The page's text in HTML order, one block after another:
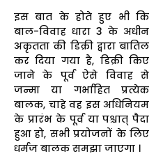
इस बात के होते हुए भी कि
बाल-विवाह धारा 3 के अधीन
अकृतता की डिक्री द्वारा बातिल
कर दिया गया है, डिक्री किए
जाने के पूर्व ऐसे विवाह से
जन्मा या गर्भाहित प्रत्येक
बालक, चाहे वह इस अधिनियम
के प्रारंभ के पूर्व या पश्चात् पैदा
हुआ हो, सभी प्रयोजनों के लिए
धर्मज बालक समझा जाएगा ।